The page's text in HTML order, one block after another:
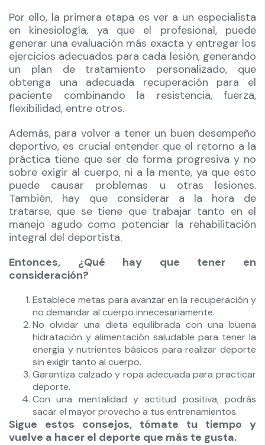
Por ello, la primera etapa es ver a un especialista
en kinesiología, ya que el profesional, puede
generar una evaluación más exacta y entregar los
ejercicios adecuados para cada lesión, generando
un plan de tratamiento personalizado, que
obtenga una adecuada recuperación para el
paciente combinando la resistencia, fuerza,
flexibilidad, entre otros.
Además, para volver a tener un buen desempeño
deportivo, es crucial entender que el retorno a la
práctica tiene que ser de forma progresiva y no
sobre exigir al cuerpo, ni a la mente, ya que esto
puede causar problemas u otras lesiones.
También, hay que considerar a la hora de
tratarse, que se tiene que trabajar tanto en el
manejo agudo como potenciar la rehabilitación
integral del deportista.
Entonces, ¿Qué hay que tener en
consideración?
Establece metas para avanzar en la recuperación y
no demandar al cuerpo innecesariamente.
No olvidar una dieta equilibrada con una buena
hidratación y alimentación saludable para tener la
energía y nutrientes básicos para realizar deporte
sin exigir tanto al cuerpo.
Garantiza calzado y ropa adecuada para practicar
deporte.
Con una mentalidad y actitud positiva, podrás
sacar el mayor provecho a tus entrenamientos.
Sigue estos consejos, tómate tu tiempo y
vuelve a hacer el deporte que más te gusta.